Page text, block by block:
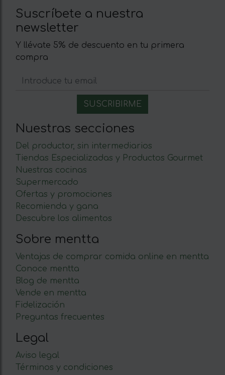
Suscríbete a nuestra
newsletter
Y llévate 5% de descuento en tu primera
compra
Nuestras secciones
Del productor, sin intermediarios
Tiendas Especializadas y Productos Gourmet
Nuestras cocinas
Supermercado
Ofertas y promociones
Recomienda y gana
Descubre los alimentos
Sobre mentta
Ventajas de comprar comida online en mentta
Conoce mentta
Blog de mentta
Vende en mentta
Fidelización
Preguntas frecuentes
Legal
Aviso legal
Términos y condiciones